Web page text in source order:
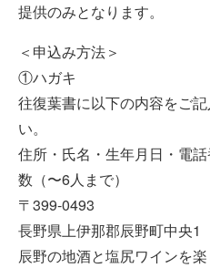
提供のみとなります。
＜申込み方法＞
①ハガキ
往復葉書に以下の内容をご
い。
住所・氏名・生年月日・電
数（〜6人まで）
〒399-0493
長野県上伊那郡辰野町中央1
辰野の地酒と塩尻ワインを